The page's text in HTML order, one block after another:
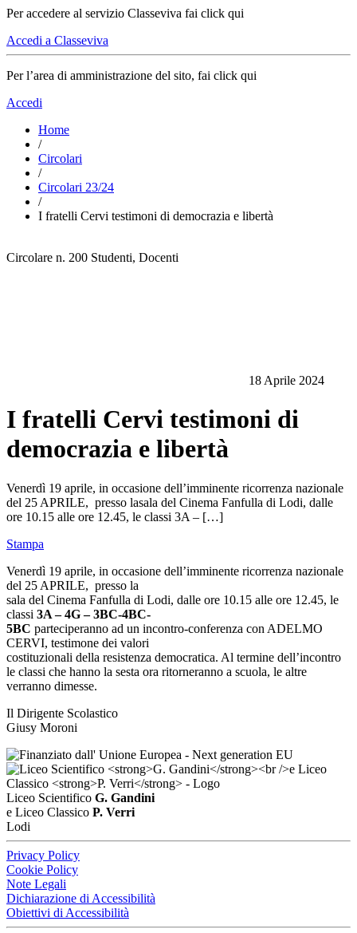
Per accedere al servizio Classeviva fai click qui
Accedi a Classeviva
Per l’area di amministrazione del sito, fai click qui
Accedi
Home
/
Circolari
/
Circolari 23/24
/
I fratelli Cervi testimoni di democrazia e libertà
Circolare n. 200 Studenti, Docenti
18 Aprile 2024
I fratelli Cervi testimoni di
democrazia e libertà
Venerdì 19 aprile, in occasione dell’imminente ricorrenza nazionale
del 25 APRILE, presso lasala del Cinema Fanfulla di Lodi, dalle
ore 10.15 alle ore 12.45, le classi 3A – […]
Stampa
Venerdì 19 aprile, in occasione dell’imminente ricorrenza nazionale
del 25 APRILE, presso la
sala del Cinema Fanfulla di Lodi, dalle ore 10.15 alle ore 12.45, le
classi 3A – 4G – 3BC-4BC-
5BC parteciperanno ad un incontro-conferenza con ADELMO
CERVI, testimone dei valori
costituzionali della resistenza democratica. Al termine dell’incontro
le classi che hanno la sesta ora ritorneranno a scuola, le altre
verranno dimesse.
Il Dirigente Scolastico
Giusy Moroni
Liceo Scientifico G. Gandini
e Liceo Classico P. Verri
Lodi
Privacy Policy
Cookie Policy
Note Legali
Dichiarazione di Accessibilità
Obiettivi di Accessibilità